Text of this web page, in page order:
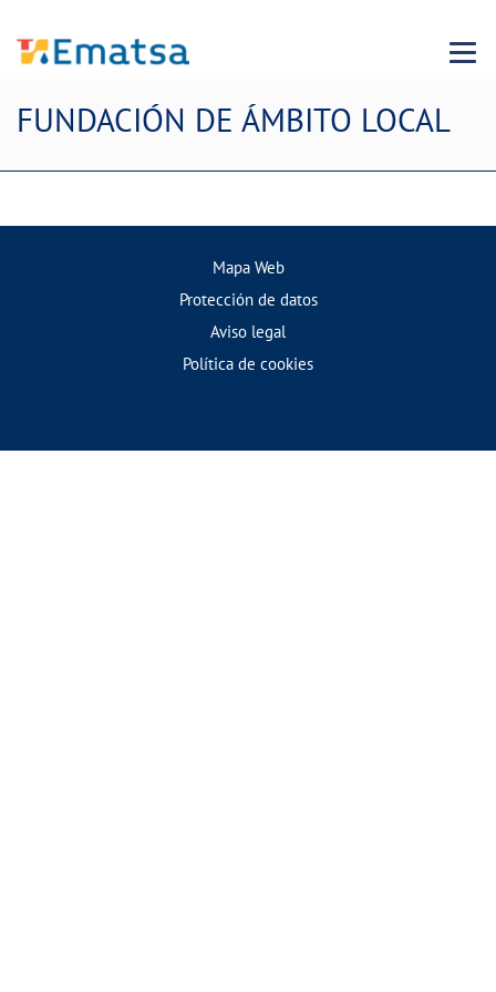
Menu
FUNDACIÓN DE ÁMBITO LOCAL
Mapa Web
Protección de datos
Aviso legal
Política de cookies